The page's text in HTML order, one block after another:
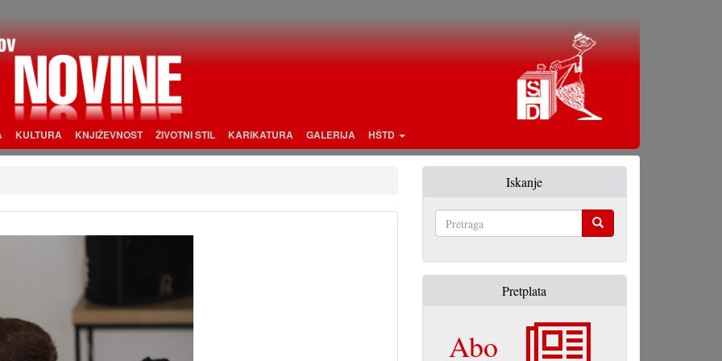
KULTURA KNJIŽEVNOST ŽIVOTNI STIL KARIKATURA GALERIJA HŠTD
Iskanje
Pretplata
Abo